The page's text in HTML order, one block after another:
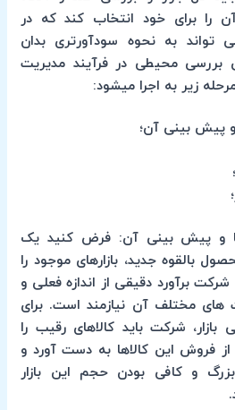
را برای خود انتخاب کند که در
تواند به نحوه سودآورتری بدان
بررسی محیطی در فرآیند مدیریت
زیر به اجرا میشود:
و پیش بینی آن؛
و پیش بینی آن: فرض کنید یک
بالقوه جدید، بازارهای موجود را
برآورد دقیقی از اندازه فعلی و
های مختلف آن نیازمند است. برای
بازار، شرکت باید کالاهای رقیب را
از فروش این کالاها به دست آورد و
و کافی بودن حجم این بازار